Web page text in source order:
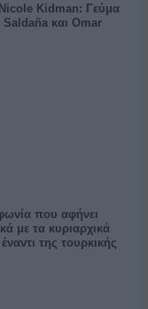
Kidman: Γεύμα
και Omar
που αφήνει
με τα κυριαρχικά
της τουρκικής